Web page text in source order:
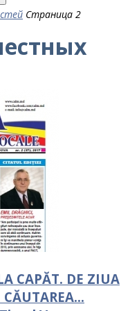
Страница 2
CAPĂT. DE ZIUA